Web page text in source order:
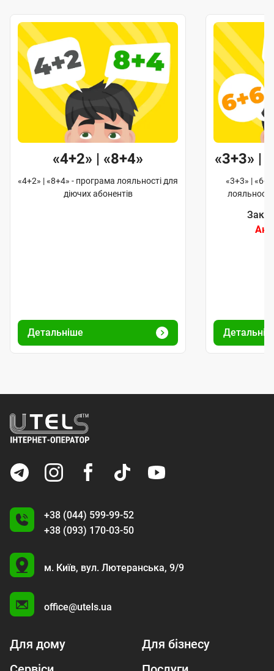
«4+2» | «8+4»
«4+2» | «8+4» - програма лояльності для
діючих абонентів
Детальніше
«3+3» |
«3+3» |
+38 (044) 599-99-52
+38 (093) 170-03-50
U
м. Київ, вул. Лютеранська, 9/9
office@utels.ua
Для дому
Для бізнесу